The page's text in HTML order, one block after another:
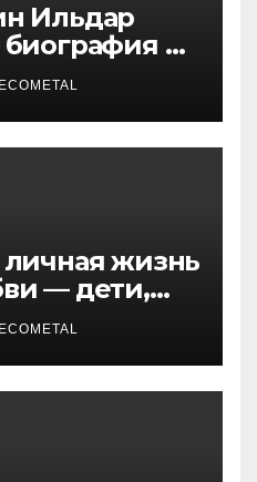
Ильдар
и
и
жизнь
— дети,